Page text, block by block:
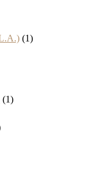
(1)
(1)